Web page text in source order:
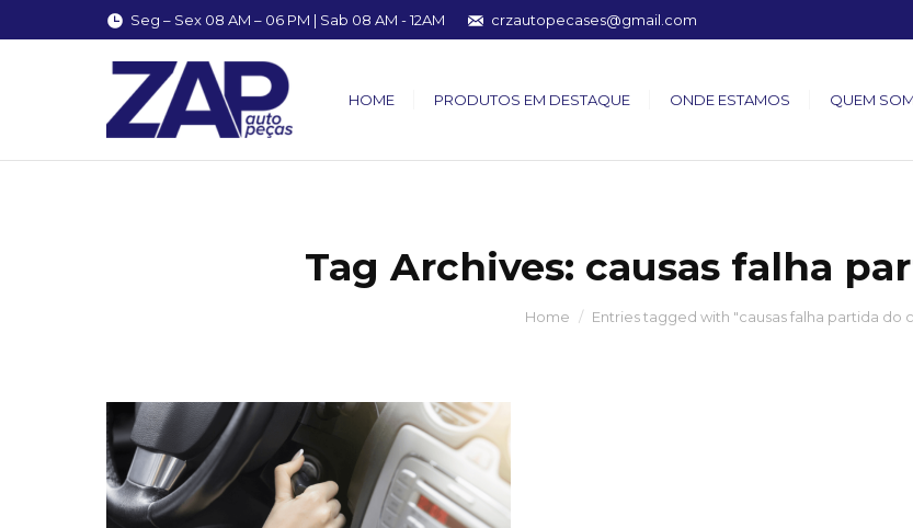
Seg – Sex 08 AM – 06 PM | Sab 08 AM - 12AM crzautopecases@gmail.com
HOME PRODUTOS EM DESTAQUE ONDE ESTAMOS QUEM
Tag Archives: causas falha
Home Entries tagged with "causas falha partida do